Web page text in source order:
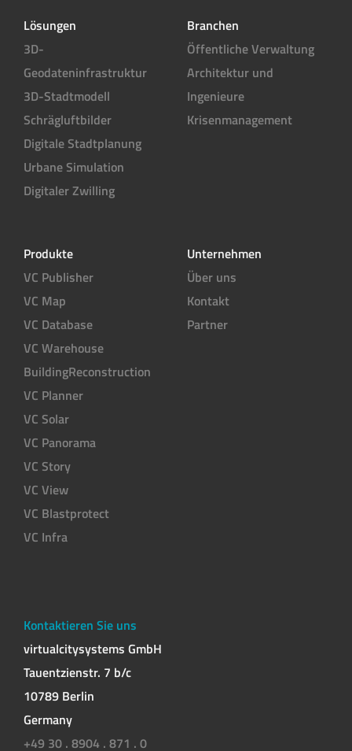
Lösungen
3D-
Geodateninfrastruktur
3D-Stadtmodell
Schrägluftbilder
Digitale Stadtplanung
Urbane Simulation
Digitaler Zwilling
Branchen
Öffentliche Verwaltung
Architektur und
Ingenieure
Krisenmanagement
Produkte
VC Publisher
VC Map
VC Database
VC Warehouse
BuildingReconstruction
VC Planner
VC Solar
VC Panorama
VC Story
VC View
VC Blastprotect
VC Infra
Unternehmen
Über uns
Kontakt
Partner
Kontaktieren Sie uns
virtualcitysystems GmbH
Tauentzienstr. 7 b/c
10789 Berlin
Germany
+49 30 . 8904 . 871 . 0